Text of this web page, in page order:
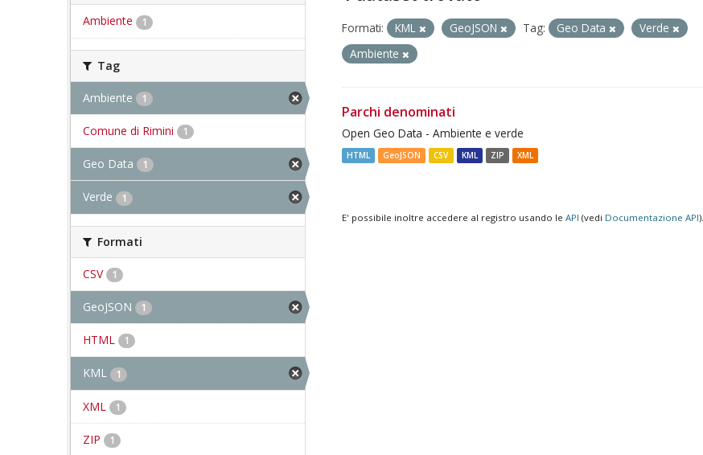
Ambiente 1
Tag
Ambiente 1
Comune di Rimini 1
Geo Data 1
Verde 1
Formati
CSV 1
GeoJSON 1
HTML 1
KML 1
XML 1
ZIP 1
Formati: KML GeoJSON Tag: Geo Data
Verde
Ambiente
Parchi denominati
Open Geo Data - Ambiente e verde
HTML GeoJSON CSV KML ZIP XML
E' possibile inoltre accedere al registro usando le API (vedi Documentazione API).